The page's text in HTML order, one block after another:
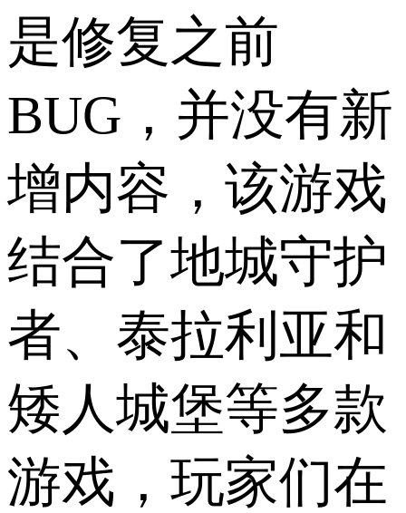
是修复之前
BUG，并没有新
增内容，该游戏
结合了地城守护
者、泰拉利亚和
矮人城堡等多款
游戏，玩家们在